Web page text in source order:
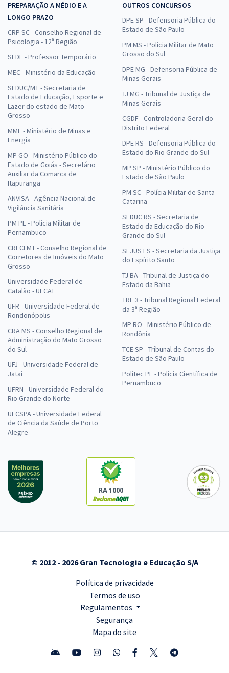
PREPARAÇÃO A MÉDIO E A
LONGO PRAZO
CRP SC - Conselho Regional de
Psicologia - 12ª Região
SEDF - Professor Temporário
MEC - Ministério da Educação
SEDUC/MT - Secretaria de
Estado de Educação, Esporte e
Lazer do estado de Mato
Grosso
MME - Ministério de Minas e
Energia
MP GO - Ministério Público do
Estado de Goiás - Secretário
Auxiliar da Comarca de
Itapuranga
ANVISA - Agência Nacional de
Vigilância Sanitária
PM PE - Polícia Militar de
Pernambuco
CRECI MT - Conselho Regional de
Corretores de Imóveis do Mato
Grosso
Universidade Federal de
Catalão - UFCAT
UFR - Universidade Federal de
Rondonópolis
CRA MS - Conselho Regional de
Administração do Mato Grosso
do Sul
UFJ - Universidade Federal de
Jataí
UFRN - Universidade Federal do
Rio Grande do Norte
UFCSPA - Universidade Federal
de Ciência da Saúde de Porto
Alegre
OUTROS CONCURSOS
DPE SP - Defensoria Pública do
Estado de São Paulo
PM MS - Polícia Militar de Mato
Grosso do Sul
DPE MG - Defensoria Pública de
Minas Gerais
TJ MG - Tribunal de Justiça de
Minas Gerais
CGDF - Controladoria Geral do
Distrito Federal
DPE RS - Defensoria Pública do
Estado do Rio Grande do Sul
MP SP - Ministério Público do
Estado de São Paulo
PM SC - Polícia Militar de Santa
Catarina
SEDUC RS - Secretaria de
Estado da Educação do Rio
Grande do Sul
SEJUS ES - Secretaria da Justiça
do Espírito Santo
TJ BA - Tribunal de Justiça do
Estado da Bahia
TRF 3 - Tribunal Regional Federal
da 3ª Região
MP RO - Ministério Público de
Rondônia
TCE SP - Tribunal de Contas do
Estado de São Paulo
Politec PE - Polícia Científica de
Pernambuco
RA 1000
© 2012 - 2026 Gran Tecnologia e Educação S/A
Política de privacidade
Termos de uso
Regulamentos
Segurança
Mapa do site